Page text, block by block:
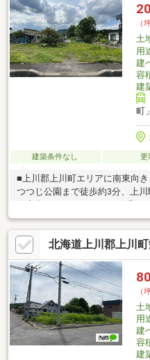
20
（
土
用
建
容
建
町
建築条件なし 更
■上川郡上川町エリアに南東向
つつじ公園まで徒歩約3分、上
住宅街でゆったりライフを過ご
わせください♪
北海道上川郡上川
80
（
土
用
建
容
建